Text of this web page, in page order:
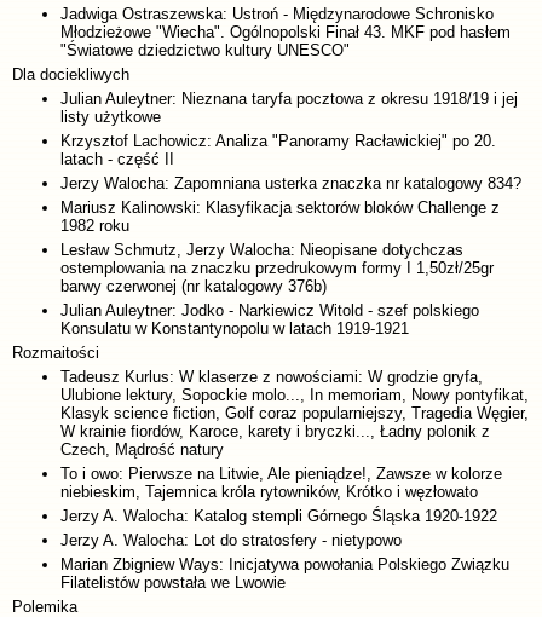
Jadwiga Ostraszewska: Ustroń - Międzynarodowe Schronisko
Młodzieżowe "Wiecha". Ogólnopolski Finał 43. MKF pod hasłem
"Światowe dziedzictwo kultury UNESCO"
Dla dociekliwych
Julian Auleytner: Nieznana taryfa pocztowa z okresu 1918/19 i jej
listy użytkowe
Krzysztof Lachowicz: Analiza "Panoramy Racławickiej" po 20.
latach - część II
Jerzy Walocha: Zapomniana usterka znaczka nr katalogowy 834?
Mariusz Kalinowski: Klasyfikacja sektorów bloków Challenge z
1982 roku
Lesław Schmutz, Jerzy Walocha: Nieopisane dotychczas
ostemplowania na znaczku przedrukowym formy I 1,50zł/25gr
barwy czerwonej (nr katalogowy 376b)
Julian Auleytner: Jodko - Narkiewicz Witold - szef polskiego
Konsulatu w Konstantynopolu w latach 1919-1921
Rozmaitości
Tadeusz Kurlus: W klaserze z nowościami: W grodzie gryfa,
Ulubione lektury, Sopockie molo..., In memoriam, Nowy pontyfikat,
Klasyk science fiction, Golf coraz popularniejszy, Tragedia Węgier,
W krainie fiordów, Karoce, karety i bryczki..., Ładny polonik z
Czech, Mądrość natury
To i owo: Pierwsze na Litwie, Ale pieniądze!, Zawsze w kolorze
niebieskim, Tajemnica króla rytowników, Krótko i węzłowato
Jerzy A. Walocha: Katalog stempli Górnego Śląska 1920-1922
Jerzy A. Walocha: Lot do stratosfery - nietypowo
Marian Zbigniew Ways: Inicjatywa powołania Polskiego Związku
Filatelistów powstała we Lwowie
Polemika